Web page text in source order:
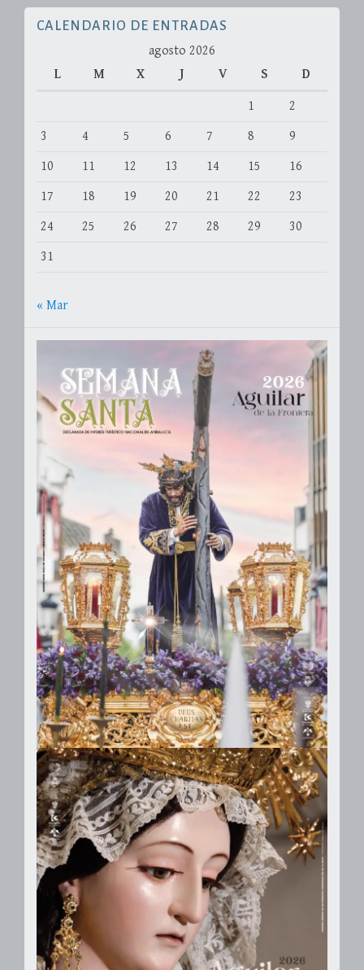
CALENDARIO DE ENTRADAS
agosto 2026
L
M X J V S D
1
2
3
4 5 6 7 8
9
10
11 12 13 14 15
16
17
18 19 20 21 22
23
24
25 26 27 28 29
30
31
« Mar